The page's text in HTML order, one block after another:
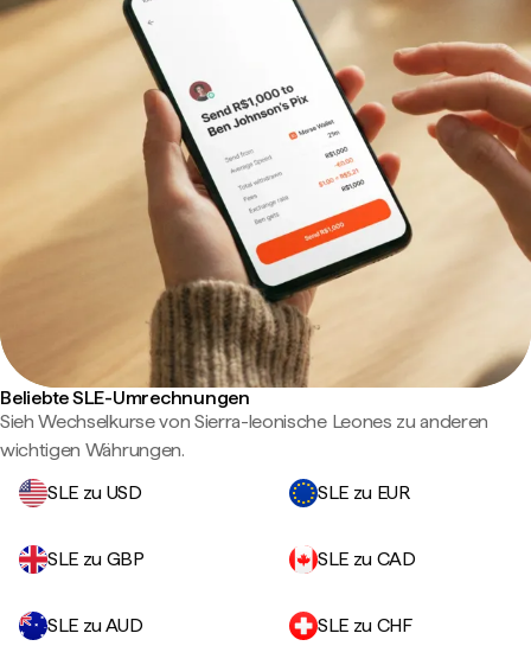
Beliebte SLE-Umrechnungen
Sieh Wechselkurse von Sierra-leonische Leones zu anderen
wichtigen Währungen.
SLE zu USD
SLE zu EUR
SLE zu GBP SLE zu CAD
SLE zu AUD SLE zu CHF